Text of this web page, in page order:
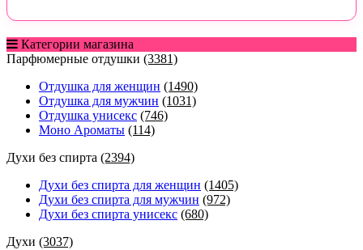
Категории магазина
Парфюмерные отдушки (3381)
Отдушка для женщин (1490)
Отдушка для мужчин (1031)
Отдушка унисекс (746)
Моно Ароматы (114)
Духи без спирта (2394)
Духи без спирта для женщин (1405)
Духи без спирта для мужчин (972)
Духи без спирта унисекс (680)
Духи (3037)